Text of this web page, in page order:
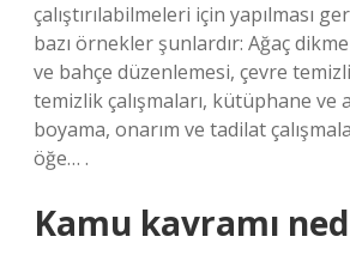
çalıştırılabilmeleri için yapılması
bazı örnekler şunlardır: Ağaç
ve bahçe düzenlemesi, çevre
temizlik çalışmaları, kütüphane ve
boyama, onarım ve tadilat
öğe… .
Kamu kavramı